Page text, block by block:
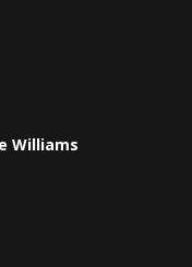
Williams